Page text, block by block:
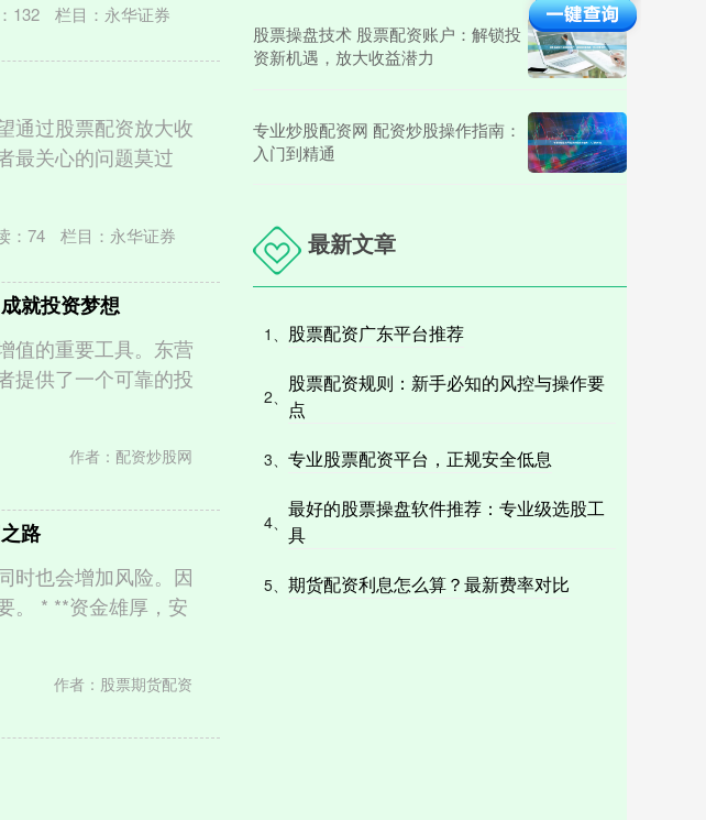
132 栏目： 永华证券
通过股票配资放大收
最关心的问题莫过
：74 栏目： 永华证券
就投资梦想
值的重要工具。东营
提供了一个可靠的投
作者：配资炒股网
路
时也会增加风险。因
。 * **资金雄厚，安
作者：股票期货配资
股票操盘技术 股票配资账户：解锁投
资新机遇，放大收益潜力
专业炒股配资网 配资炒股操作指南：
入门到精通
最新文章
1、 股票配资广东平台推荐
2、
股票配资规则：新手必知的风控与操作要
点
3、 专业股票配资平台，正规安全低息
4、
最好的股票操盘软件推荐：专业级选股工
具
5、 期货配资利息怎么算？最新费率对比